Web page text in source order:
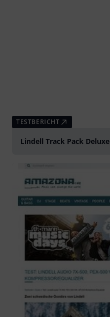
TESTBERICHT
Lindell Track Pack Deluxe